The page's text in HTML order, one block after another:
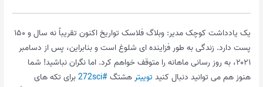
یک یادداشت کوچک مدیر: وبلاگ فلاسک تواریخ اکنون تقریباً نه سال و ۱۵۰
پست دارد. زندگی به طور فزاینده ای شلوغ است و بنابراین، پس از دسامبر
۲۰۲۱، به روز رسانی ماهانه را متوقف خواهم کرد. اما نگران نباشید! شما
هنوز هم می توانید دنبال کنید توییتر هشتگ#272sci
برای تکه های